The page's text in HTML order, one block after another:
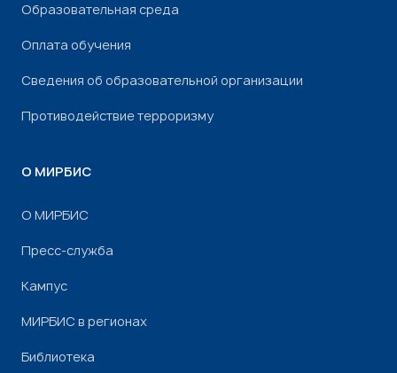
Образовательная среда
Оплата обучения
Сведения об образовательной организации
Противодействие терроризму
О МИРБИС
О МИРБИС
Пресс-служба
Кампус
МИРБИС в регионах
Библиотека